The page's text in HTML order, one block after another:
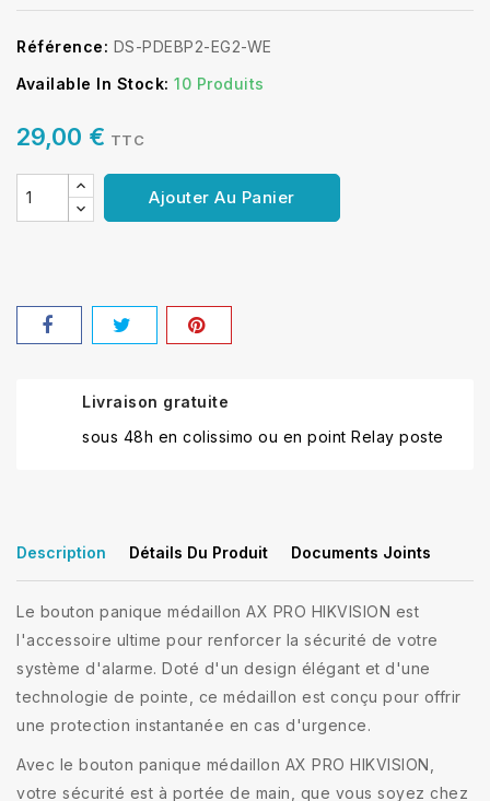
Référence: DS-PDEBP2-EG2-WE
Available In Stock: 10 Produits
29,00 € TTC
Ajouter Au Panier
Livraison gratuite
sous 48h en colissimo ou en point Relay poste
Description Détails Du Produit Documents Joints
Le bouton panique médaillon AX PRO HIKVISION est
l'accessoire ultime pour renforcer la sécurité de votre
système d'alarme. Doté d'un design élégant et d'une
technologie de pointe, ce médaillon est conçu pour offrir
une protection instantanée en cas d'urgence.
Avec le bouton panique médaillon AX PRO HIKVISION,
votre sécurité est à portée de main, que vous soyez chez